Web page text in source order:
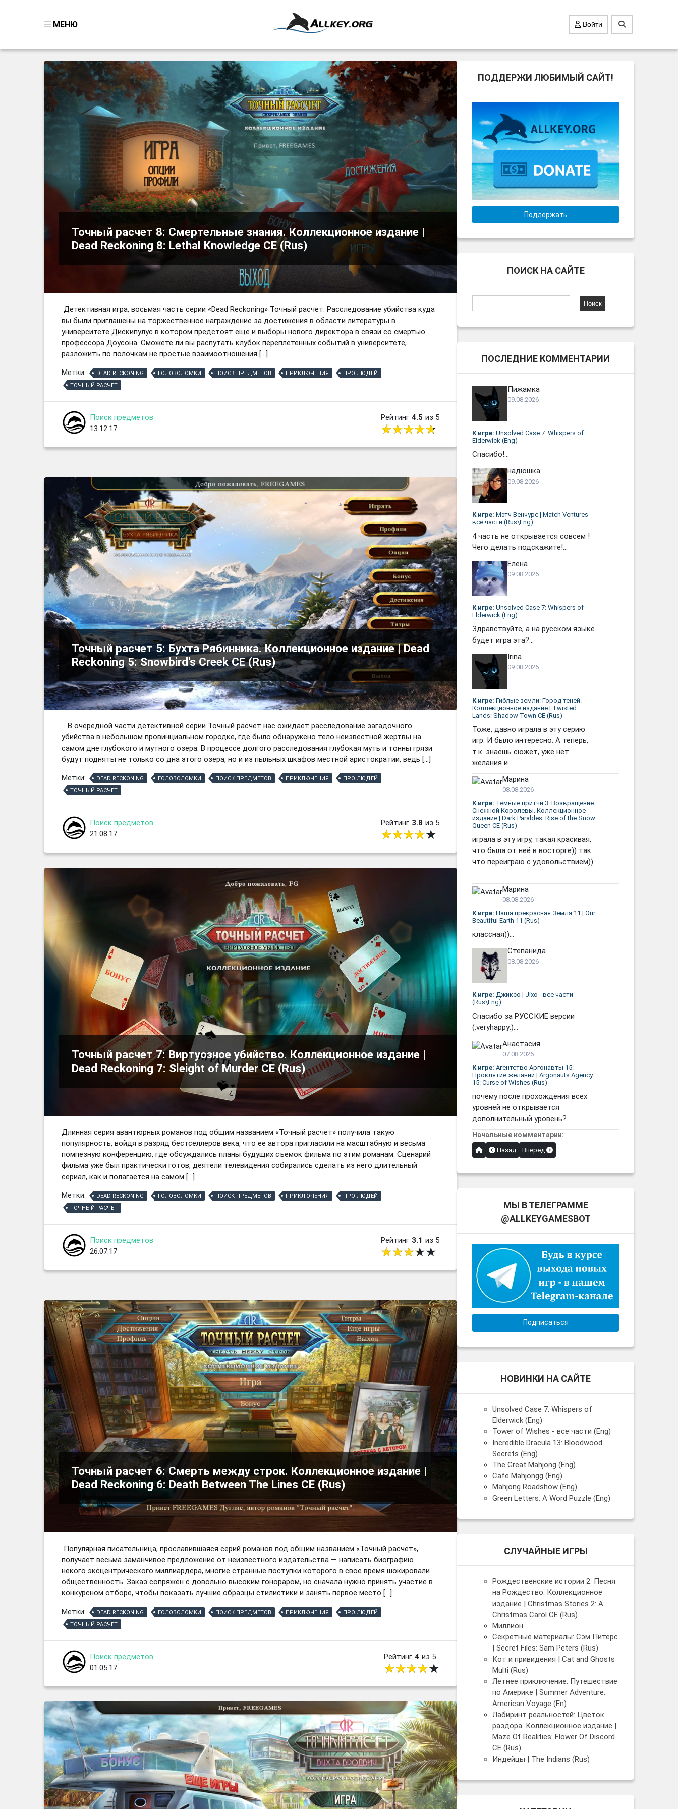
МЕНЮ
ВСЕ ИГРЫ
ПОИСК ПРЕДМЕТОВ
ГОЛОВОЛОМКИ
БИЗНЕС
ТРИ-В-РЯД
СТРАТЕГИИ
СТРЕЛЯЛКИ
КВЕСТ
КАК СКАЧАТЬ
Войти
Точный расчет 8: Смертельные знания. Коллекционное издание |
Dead Reckoning 8: Lethal Knowledge CE (Rus)
Детективная игра, восьмая часть серии «Dead Reckoning» Точный расчет. Расследование убийства куда
вы были приглашены на торжественное награждение за достижения в области литературы в
университете Дискипулус в котором предстоят еще и выборы нового директора в связи со смертью
профессора Доусона. Сможете ли вы распутать клубок переплетенных событий в университете,
разложить по полочкам не простые взаимоотношения […]
Метки: DEAD RECKONING ГОЛОВОЛОМКИ ПОИСК ПРЕДМЕТОВ ПРИКЛЮЧЕНИЯ
ПРО ЛЮДЕЙ
ТОЧНЫЙ РАСЧЕТ
Поиск предметов
13.12.17
Рейтинг 4.5 из 5
Точный расчет 5: Бухта Рябинника. Коллекционное издание | Dead
Reckoning 5: Snowbird's Creek CE (Rus)
В очередной части детективной серии Точный расчет нас ожидает расследование загадочного
убийства в небольшом провинциальном городке, где было обнаружено тело неизвестной жертвы на
самом дне глубокого и мутного озера. В процессе долгого расследования глубокая муть и тонны грязи
будут подняты не только со дна этого озера, но и из пыльных шкафов местной аристократии, ведь […]
Метки: DEAD RECKONING ГОЛОВОЛОМКИ ПОИСК ПРЕДМЕТОВ ПРИКЛЮЧЕНИЯ
ПРО ЛЮДЕЙ
ТОЧНЫЙ РАСЧЕТ
Поиск предметов
21.08.17
Рейтинг 3.8 из 5
Точный расчет 7: Виртуозное убийство. Коллекционное издание |
Dead Reckoning 7: Sleight of Murder CE (Rus)
Длинная серия авантюрных романов под общим названием «Точный расчет» получила такую
популярность, войдя в разряд бестселлеров века, что ее автора пригласили на масштабную и весьма
помпезную конференцию, где обсуждались планы будущих съемок фильма по этим романам. Сценарий
фильма уже был практически готов, деятели телевидения собирались сделать из него длительный
сериал, как и полагается на самом […]
Метки: DEAD RECKONING ГОЛОВОЛОМКИ ПОИСК ПРЕДМЕТОВ ПРИКЛЮЧЕНИЯ
ПРО ЛЮДЕЙ
ТОЧНЫЙ РАСЧЕТ
Поиск предметов
26.07.17
Рейтинг 3.1 из 5
Точный расчет 6: Смерть между строк. Коллекционное издание |
Dead Reckoning 6: Death Between The Lines CE (Rus)
Популярная писательница, прославившаяся серий романов под общим названием «Точный расчет»,
получает весьма заманчивое предложение от неизвестного издательства — написать биографию
некого эксцентрического миллиардера, многие странные поступки которого в свое время шокировали
общественность. Заказ сопряжен с довольно высоким гонораром, но сначала нужно принять участие в
конкурсном отборе, чтобы показать лучшие образцы стилистики и занять первое место […]
Метки: DEAD RECKONING ГОЛОВОЛОМКИ ПОИСК ПРЕДМЕТОВ ПРИКЛЮЧЕНИЯ
ПРО ЛЮДЕЙ
ТОЧНЫЙ РАСЧЕТ
Поиск предметов
01.05.17
Рейтинг 4 из 5
ПОДДЕРЖИ ЛЮБИМЫЙ САЙТ!
Поддержать
ПОИСК НА САЙТЕ
ПОСЛЕДНИЕ КОММЕНТАРИИ
Пижамка
09.08.2026
К игре: Unsolved Case 7: Whispers of
Elderwick (Eng)
Спасибо!...
надюшка
09.08.2026
К игре: Мэтч Венчурс | Match Ventures -
все части (Rus\Eng)
4 часть не открывается совсем !
Чего делать подскажите!...
Елена
09.08.2026
К игре: Unsolved Case 7: Whispers of
Elderwick (Eng)
Здравствуйте, а на русском языке
будет игра эта?...
Irina
09.08.2026
К игре: Гиблые земли: Город теней.
Коллекционное издание | Twisted
Lands: Shadow Town CE (Rus)
Тоже, давно играла в эту серию
игр. И было интересно. А теперь,
т.к. знаешь сюжет, уже нет
желания и...
Марина
08.08.2026
К игре: Темные притчи 3: Возвращение
Снежной Королевы. Коллекционное
издание | Dark Parables: Rise of the Snow
Queen CE (Rus)
играла в эту игру, такая красивая,
что была от неё в восторге)) так
что переиграю с удовольствием))
...
Марина
08.08.2026
К игре: Наша прекрасная Земля 11 | Our
Beautiful Earth 11 (Rus)
классная))...
Степанида
08.08.2026
К игре: Джиксо | Jixo - все части
(Rus\Eng)
Спасибо за РУССКИЕ версии
(:veryhappy:)...
Анастасия
07.08.2026
К игре: Агентство Аргонавты 15:
Проклятие желаний | Argonauts Agency
15: Curse of Wishes (Rus)
почему после прохождения всех
уровней не открывается
дополнительный уровень?...
Начальные комментарии:
Назад Вперед
МЫ В ТЕЛЕГРАММЕ
@ALLKEYGAMESBOT
Подписаться
НОВИНКИ НА САЙТЕ
Unsolved Case 7: Whispers of
Elderwick (Eng)
Tower of Wishes - все части (Eng)
Incredible Dracula 13: Bloodwood
Secrets (Eng)
The Great Mahjong (Eng)
Cafe Mahjongg (Eng)
Mahjong Roadshow (Eng)
Green Letters: A Word Puzzle (Eng)
СЛУЧАЙНЫЕ ИГРЫ
Рождественские истории 2. Песня
на Рождество. Коллекционное
издание | Christmas Stories 2: A
Christmas Carol CE (Rus)
Миллион
Секретные материалы: Сэм Питерс
| Secret Files: Sam Peters (Rus)
Кот и привидения | Cat and Ghosts
Multi (Rus)
Летнее приключение: Путешествие
по Америке | Summer Adventure:
American Voyage (En)
Лабиринт реальностей: Цветок
раздора. Коллекционное издание |
Maze Of Realities: Flower Of Discord
CE (Rus)
Индейцы | The Indians (Rus)